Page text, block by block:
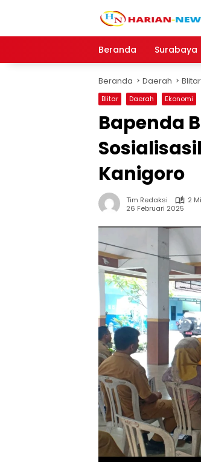
Beranda
Surabaya
Beranda Daerah Blitar
Blitar Daerah Ekonomi
Bapenda
Kanigoro
Tim Redaksi
2
26 Februari 2025